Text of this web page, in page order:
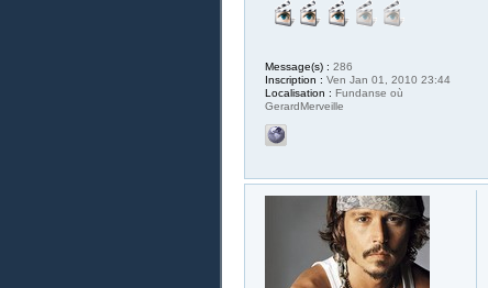
Message(s) : 286
Inscription : Ven Jan 01, 2010 23:44
Localisation : Fundanse où
GerardMerveille